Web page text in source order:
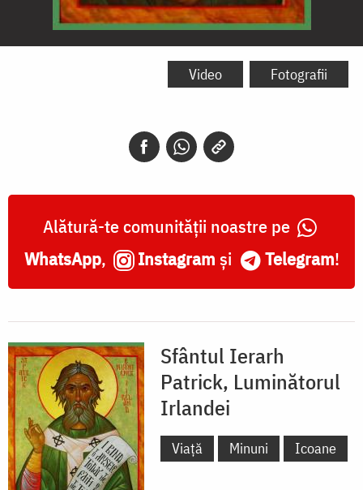
Sfântul
Video Fotografii
Alătură-te comunității noastre pe
WhatsApp, Instagram și Telegram!
Sfântul Ierarh
Patrick, Luminătorul
Irlandei
Viață Minuni Icoane